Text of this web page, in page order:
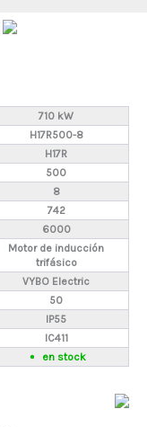
710 kW
H17R500-8
H17R
500
8
742
6000
Motor de inducción
trifásico
VYBO Electric
50
IP55
IC411
en stock